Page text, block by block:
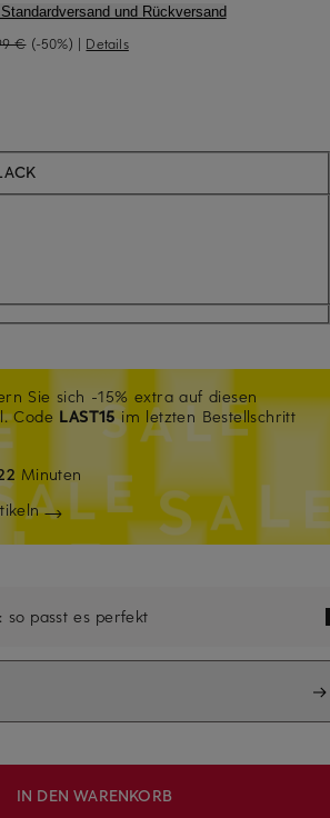
und Rückversand
€ (-50%) | Details
Sie sich -15% extra auf diesen
Code LAST15im letzten Bestellschritt
Minuten
so passt es perfekt
IN DEN WARENKORB